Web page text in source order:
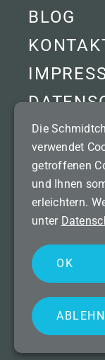
BLOG
© 2026 | Alle
Unser
rotoshot |
rotoshot360 |
Die
verwendet
getroffenen
und Ihnen
erleichtern.
unter
OK